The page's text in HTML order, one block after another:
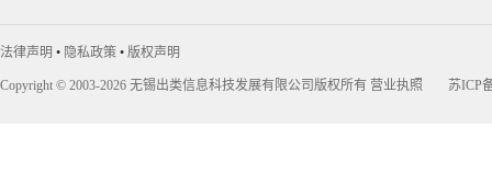
法律声明 • 隐私政策 • 版权声明
Copyright © 2003-2026 无锡出类信息科技发展有限公司版权所有 营业执照 苏ICP